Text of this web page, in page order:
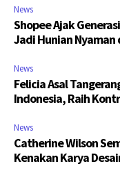
News
Shopee Ajak
Jadi Hunian
News
Felicia Asal
Indonesia, Raih
News
Catherine Wilson
Kenakan Karya